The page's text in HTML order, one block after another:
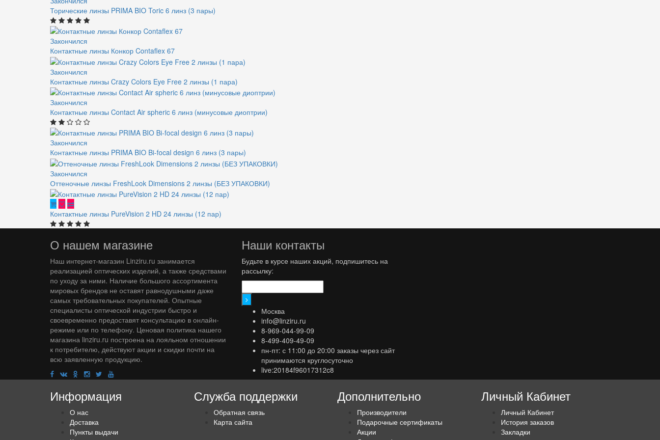
Торические линзы PRIMA BIO Toric 6 линз (3 пары)
Закончился
Контактные линзы Конкор Contaflex 67
Закончился
Контактные линзы Crazy Colors Eye Free 2 линзы (1 пара)
Закончился
Контактные линзы Contact Air spheric 6 линз (минусовые диоптрии)
Закончился
Контактные линзы PRIMA BIO Bi-focal design 6 линз (3 пары)
Закончился
Оттеночные линзы FreshLook Dimensions 2 линзы (БЕЗ УПАКОВКИ)
Контактные линзы PureVision 2 HD 24 линзы (12 пар)
О нашем магазине
Наш интернет-магазин Linziru.ru занимается
реализацией оптических изделий, а также средствами
по уходу за ними. Наличие большого ассортимента
мировых брендов не оставят равнодушными даже
самых требовательных покупателей. Опытные
специалисты оптической индустрии быстро и
своевременно предоставят консультацию в онлайн-
режиме или по телефону. Ценовая политика нашего
магазина linziru.ru построена на лояльном отношении
к потребителю, действуют акции и скидки почти на
всю заявленную продукцию.
Наши контакты
Будьте в курсе наших акций, подпишитесь на
рассылку:
Москва
info@linziru.ru
8-969-044-99-09
8-499-409-49-09
пн-пт: с 11:00 до 20:00 заказы через сайт
принимаются круглосуточно
live:20184f96017312c8
Информация
О нас
Доставка
Пункты выдачи
Служба поддержки
Обратная связь
Карта сайта
Дополнительно
Производители
Подарочные сертификаты
Акции
Личный Кабинет
Личный Кабинет
История заказов
Закладки